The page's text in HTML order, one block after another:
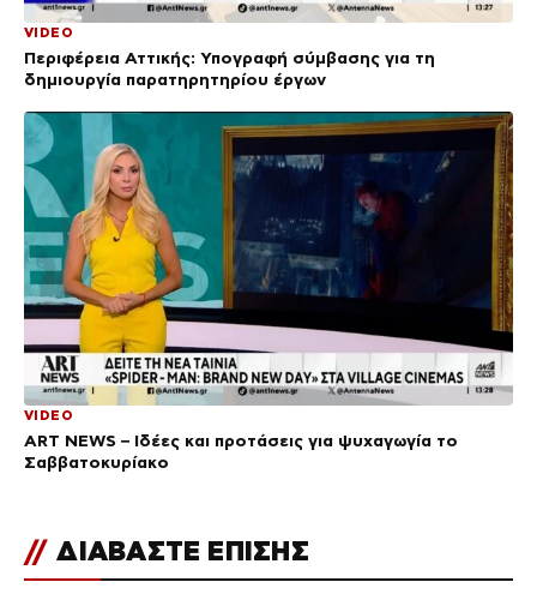
VIDEO
Περιφέρεια Αττικής: Υπογραφή σύμβασης για τη
δημιουργία παρατηρητηρίου έργων
VIDEO
ΑRT NEWS – Ιδέες και προτάσεις για ψυχαγωγία το
Σαββατοκυρίακο
// ΔΙΑΒΑΣΤΕ ΕΠΙΣΗΣ